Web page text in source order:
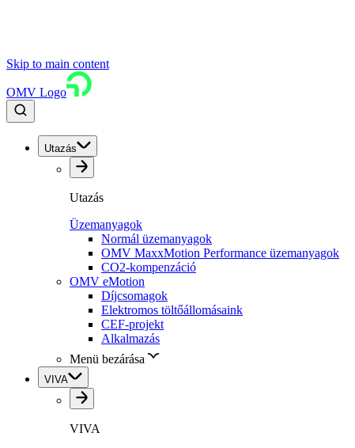
Skip to main content
OMV Logo
Utazás
Utazás
Üzemanyagok
Normál üzemanyagok
OMV MaxxMotion Performance üzemanyagok
CO2-kompenzáció
OMV eMotion
Díjcsomagok
Elektromos töltőállomásaink
CEF-projekt
Alkalmazás
Menü bezárása
VIVA
VIVA